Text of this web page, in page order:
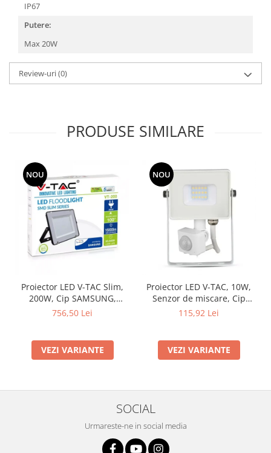
IP67
Putere:
Max 20W
Review-uri(0)
PRODUSE SIMILARE
NOU
Proiector LED V-TAC Slim,
200W, Cip SAMSUNG,
80lm/w, 16000lm
756,50 Lei
VEZI VARIANTE
NOU
Proiector LED V-TAC, 10W,
Senzor de miscare, Cip
SAMSUNG, IP65
115,92 Lei
VEZI VARIANTE
SOCIAL
Urmareste-ne in social media